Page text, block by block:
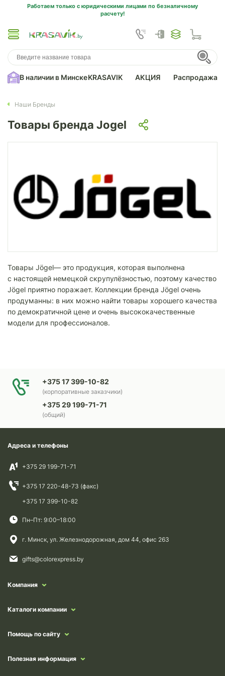
Работаем только с юридическими лицами по безналичному
расчету!
В наличии в МинскеKRASAVIK АКЦИЯ Распродажа
Наши Бренды
Товары бренда Jogel
Товары Jögel— это продукция, которая выполнена
с настоящей немецкой скрупулёзностью, поэтому качество
Jögel приятно поражает. Коллекции бренда Jögel очень
продуманны: в них можно найти товары хорошего качества
по демократичной цене и очень высококачественные
модели для профессионалов.
+375 17 399-10-82
(корпоративные заказчики)
+375 29 199-71-71
(общий)
Адреса и телефоны
+375 29 199-71-71
+375 17 220-48-73 (факс)
+375 17 399-10-82
Пн–Пт: 9:00–18:00
г. Минск, ул. Железнодорожная, дом 44, офис 263
gifts@colorexpress.by
Компания
Каталоги компании
Помощь по сайту
Полезная информация